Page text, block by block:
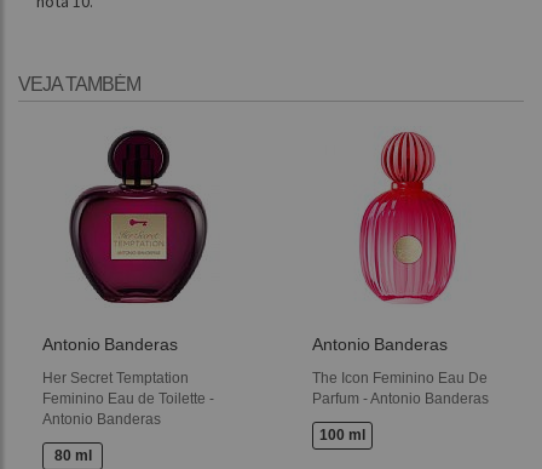
VEJA TAMBÉM
Antonio Banderas
Her Secret Temptation
Feminino Eau de Toilette -
Antonio Banderas
80 ml
Antonio Banderas
The Icon Feminino Eau De
Parfum - Antonio Banderas
100 ml